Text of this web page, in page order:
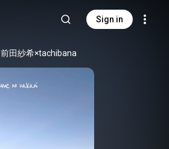
Sign in
前田紗希×tachibana